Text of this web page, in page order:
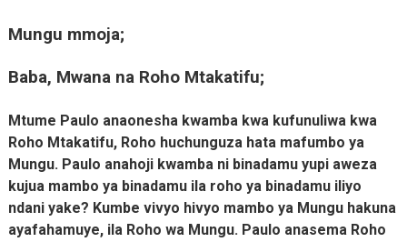
Mungu mmoja;
Baba, Mwana na Roho Mtakatifu;
Mtume Paulo anaonesha kwamba kwa kufunuliwa kwa
Roho Mtakatifu, Roho huchunguza hata mafumbo ya
Mungu. Paulo anahoji kwamba ni binadamu yupi aweza
kujua mambo ya binadamu ila roho ya binadamu iliyo
ndani yake? Kumbe vivyo hivyo mambo ya Mungu hakuna
ayafahamuye, ila Roho wa Mungu. Paulo anasema Roho